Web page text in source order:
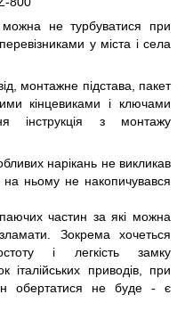
можна не турбуватися при
у міста і села
монтажне підстава, пакет
кінцевиками і ключами
інструкція з монтажу
нарікань не викликав
ньому не накопичувався
частин за які можна
Зокрема хочеться
і легкість замку
італійських приводів, при
обертатися не буде - є